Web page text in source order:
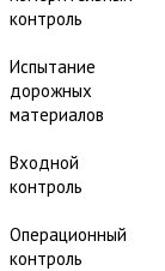
контроль
Испытание
дорожных
материалов
Входной
контроль
Операционный
контроль